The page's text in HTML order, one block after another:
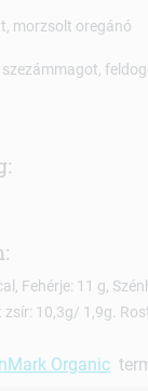
morzsolt oregánó
Fehérje: 11 g,
10,3g/ 1,9g.
Organic